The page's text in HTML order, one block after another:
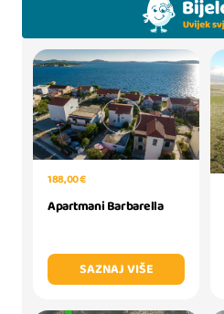
188,00 €
Apartmani Barbarella
SAZNAJ VIŠE